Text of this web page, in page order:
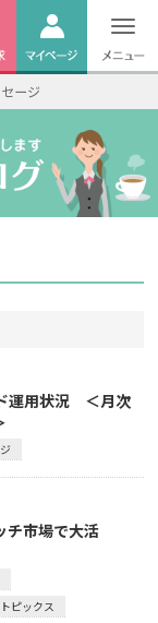
ログイン
ージ
運用状況 ＜月次
チ市場で大活
ピックス